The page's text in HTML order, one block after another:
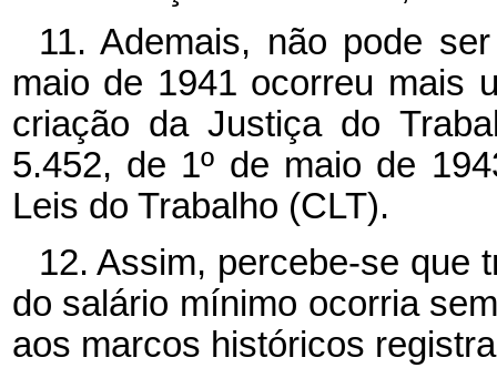
11. Ademais, não pode
maio de 1941 ocorreu mais
criação da Justiça do
5.452, de 1º de maio de
Leis do Trabalho (CLT).
12. Assim, percebe-se que
do salário mínimo ocorria
aos marcos históricos